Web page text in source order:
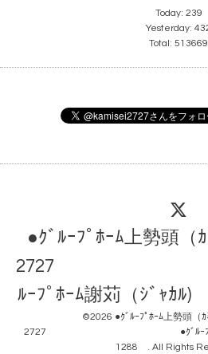
Today: 239
Yesterday:
Total: 513669
●ｸﾞﾙｰﾌﾟﾎｰﾑ上勢頭（
2727
ﾙｰﾌﾟﾎｰﾑ謝苅（ｼﾞｬｶﾙ
©2026 ●ｸﾞﾙｰﾌﾟﾎｰﾑ上勢頭（
2727 ●ｸﾞﾙｰﾌﾟﾎｰﾑ謝苅
1288
. All Rights